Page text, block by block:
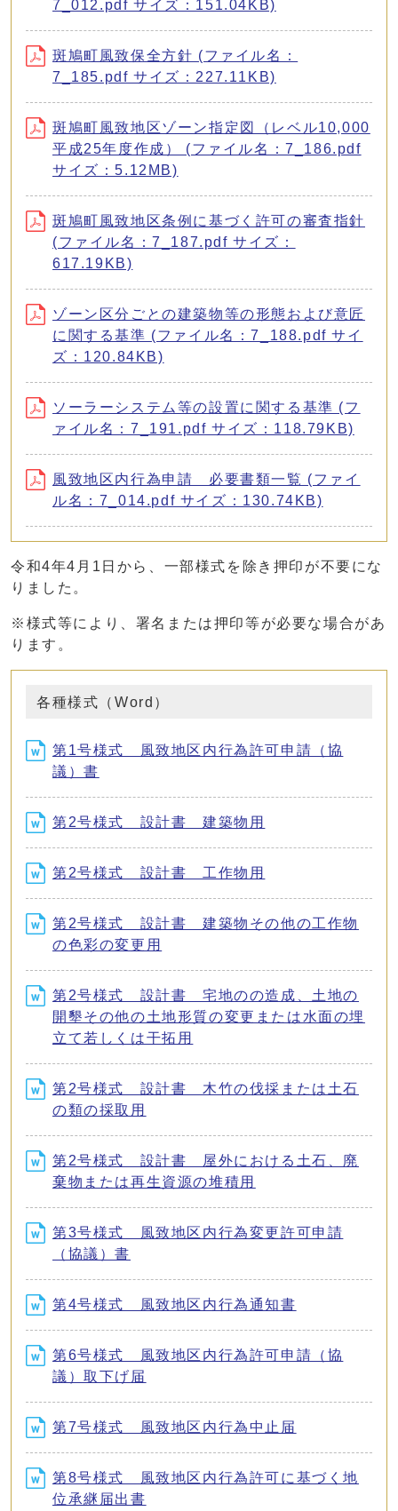
7_012.pdf サイズ：151.04KB)
斑鳩町風致保全方針 (ファイル名：
7_185.pdf サイズ：227.11KB)
斑鳩町風致地区ゾーン指定図（レベル10,000
平成25年度作成） (ファイル名：7_186.pdf
サイズ：5.12MB)
斑鳩町風致地区条例に基づく許可の審査指針
(ファイル名：7_187.pdf サイズ：
617.19KB)
ゾーン区分ごとの建築物等の形態および意匠
に関する基準 (ファイル名：7_188.pdf サイ
ズ：120.84KB)
ソーラーシステム等の設置に関する基準 (フ
ァイル名：7_191.pdf サイズ：118.79KB)
風致地区内行為申請 必要書類一覧 (ファイ
ル名：7_014.pdf サイズ：130.74KB)
令和4年4月1日から、一部様式を除き押印が不要にな
りました。
※様式等により、署名または押印等が必要な場合があ
ります。
各種様式（Word）
第1号様式 風致地区内行為許可申請（協
議）書
第2号様式 設計書 建築物用
第2号様式 設計書 工作物用
第2号様式 設計書 建築物その他の工作物
の色彩の変更用
第2号様式 設計書 宅地のの造成、土地の
開墾その他の土地形質の変更または水面の埋
立て若しくは干拓用
第2号様式 設計書 木竹の伐採または土石
の類の採取用
第2号様式 設計書 屋外における土石、廃
棄物または再生資源の堆積用
第3号様式 風致地区内行為変更許可申請
（協議）書
第4号様式 風致地区内行為通知書
第6号様式 風致地区内行為許可申請（協
議）取下げ届
第7号様式 風致地区内行為中止届
第8号様式 風致地区内行為許可に基づく地
位承継届出書